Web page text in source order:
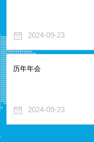
2024-09-23
历年年会
2024-09-23